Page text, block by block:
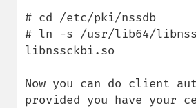
# cd /etc/pki/nssdb
# ln -s /usr/lib64/
libnssckbi.so
Now you can do client
provided you have your